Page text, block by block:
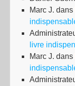
Marc J. dans
livre
Marc J. dans